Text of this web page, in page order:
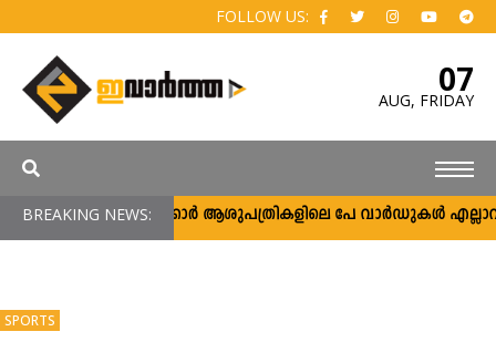
FOLLOW US:
07
AUG, FRIDAY
BREAKING NEWS:സർക്കാർ ആശുപത്രികളിലെ പേ വാർഡുകൾ
SPORTS